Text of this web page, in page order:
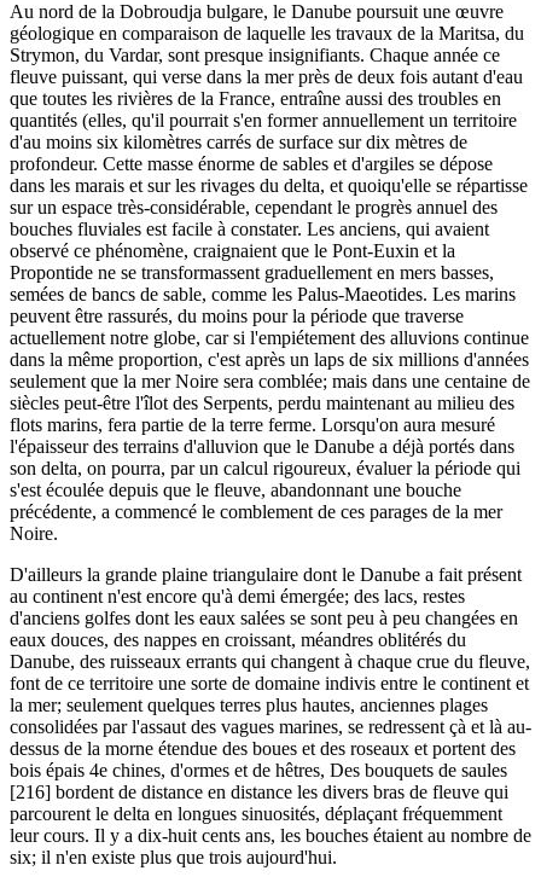
Au nord de la Dobroudja bulgare, le Danube poursuit une œuvre
géologique en comparaison de laquelle les travaux de la Maritsa, du
Strymon, du Vardar, sont presque insignifiants. Chaque année ce
fleuve puissant, qui verse dans la mer près de deux fois autant d'eau
que toutes les rivières de la France, entraîne aussi des troubles en
quantités (elles, qu'il pourrait s'en former annuellement un territoire
d'au moins six kilomètres carrés de surface sur dix mètres de
profondeur. Cette masse énorme de sables et d'argiles se dépose
dans les marais et sur les rivages du delta, et quoiqu'elle se répartisse
sur un espace très-considérable, cependant le progrès annuel des
bouches fluviales est facile à constater. Les anciens, qui avaient
observé ce phénomène, craignaient que le Pont-Euxin et la
Propontide ne se transformassent graduellement en mers basses,
semées de bancs de sable, comme les Palus-Maeotides. Les marins
peuvent être rassurés, du moins pour la période que traverse
actuellement notre globe, car si l'empiétement des alluvions continue
dans la même proportion, c'est après un laps de six millions d'années
seulement que la mer Noire sera comblée; mais dans une centaine de
siècles peut-être l'îlot des Serpents, perdu maintenant au milieu des
flots marins, fera partie de la terre ferme. Lorsqu'on aura mesuré
l'épaisseur des terrains d'alluvion que le Danube a déjà portés dans
son delta, on pourra, par un calcul rigoureux, évaluer la période qui
s'est écoulée depuis que le fleuve, abandonnant une bouche
précédente, a commencé le comblement de ces parages de la mer
Noire.
D'ailleurs la grande plaine triangulaire dont le Danube a fait présent
au continent n'est encore qu'à demi émergée; des lacs, restes
d'anciens golfes dont les eaux salées se sont peu à peu changées en
eaux douces, des nappes en croissant, méandres oblitérés du
Danube, des ruisseaux errants qui changent à chaque crue du fleuve,
font de ce territoire une sorte de domaine indivis entre le continent et
la mer; seulement quelques terres plus hautes, anciennes plages
consolidées par l'assaut des vagues marines, se redressent çà et là au-
dessus de la morne étendue des boues et des roseaux et portent des
bois épais 4e chines, d'ormes et de hêtres, Des bouquets de saules
[216] bordent de distance en distance les divers bras de fleuve qui
parcourent le delta en longues sinuosités, déplaçant fréquemment
leur cours. Il y a dix-huit cents ans, les bouches étaient au nombre de
six; il n'en existe plus que trois aujourd'hui.